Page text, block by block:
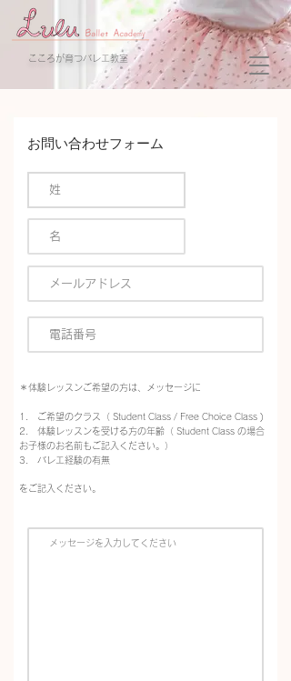
​こころが育つバレエ教室
お問い合わせフォーム
＊体験レッスンご希望の方は、メッセージに
1. ご希望のクラス（ Student Class / Free Choice Class )
2. 体験レッスンを受ける方の年齢（ Student Class の場合
お子様のお名前もご記入ください。）
3. バレエ経験の有無
をご記入ください。